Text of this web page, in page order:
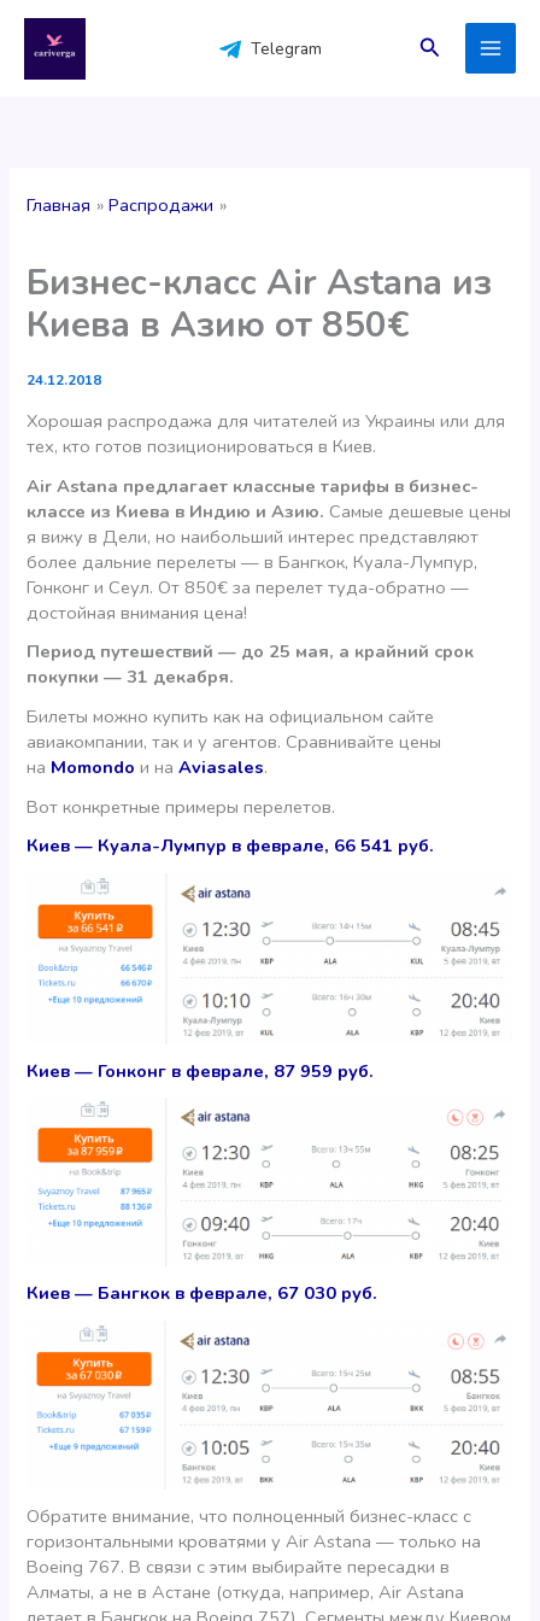
содержимому
Telegram Поиск
Главная Распродажи
Бизнес-класс Air Astana из
Киева в Азию от 850€
24.12.2018
Хорошая распродажа для читателей из Украины или для
тех, кто готов позиционироваться в Киев.
Air Astana предлагает классные тарифы в бизнес-
классе из Киева в Индию и Азию. Самые дешевые цены
я вижу в Дели, но наибольший интерес представляют
более дальние перелеты — в Бангкок, Куала-Лумпур,
Гонконг и Сеул. От 850€ за перелет туда-обратно —
достойная внимания цена!
Период путешествий — до 25 мая, а крайний срок
покупки — 31 декабря.
Билеты можно купить как на официальном сайте
авиакомпании, так и у агентов. Сравнивайте цены
на Momondo и наAviasales.
Вот конкретные примеры перелетов.
Киев — Куала-Лумпур в феврале, 66 541 руб.
Киев — Гонконг в феврале, 87 959 руб.
Киев — Бангкок в феврале, 67 030 руб.
Обратите внимание, что полноценный бизнес-класс с
горизонтальными кроватями у Air Astana — только на
Boeing 767. В связи с этим выбирайте пересадки в
Алматы, а не в Астане (откуда, например, Air Astana